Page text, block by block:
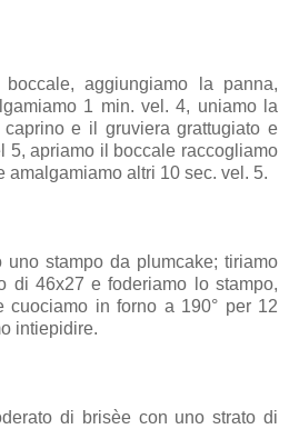
aggiungiamo la panna,
1 min. vel. 4, uniamo la
e il gruviera grattugiato e
5, apriamo il boccale raccogliamo
amalgamiamo altri 10 sec. vel. 5.
uno stampo da plumcake; tiriamo
di 46x27 e foderiamo lo stampo,
cuociamo in forno a 190° per 12
intiepidire.
di brisèe con uno strato di